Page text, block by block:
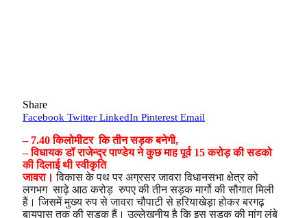
Share
Facebook Twitter LinkedIn Pinterest Email
– 7.40 किलोमीटर कि तीन सड़क बनेगी,
– विधायक डॉ राजेन्द्र पाण्डेय ने कुछ माह पूर्व 15 करोड़ की सडको
की दिलाई थी स्वीकृति
जावरा। विकास के पथ पर अग्रसर जावरा विधानसभा क्षेत्र को
लगभग साढ़े आठ करोड़ रुपए की तीन सड़क मार्गो की सौगात मिली
हैं। जिसमें मुख्य रुप से जावरा चौपाटी से हरियाखेड़ा होकर बरगढ़
बायपास तक की सड़क हैं। उल्लेखनीय है कि इस सड़क की मांग लंबे